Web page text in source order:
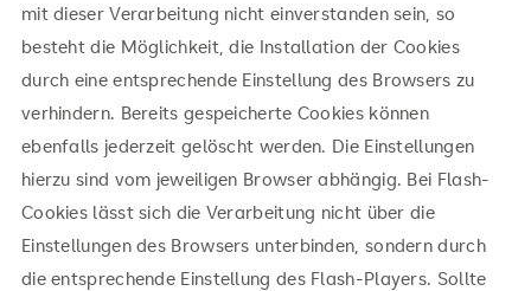
mit dieser Verarbeitung nicht einverstanden sein, so
besteht die Möglichkeit, die Installation der Cookies
durch eine entsprechende Einstellung des Browsers zu
verhindern. Bereits gespeicherte Cookies können
ebenfalls jederzeit gelöscht werden. Die Einstellungen
hierzu sind vom jeweiligen Browser abhängig. Bei Flash-
Cookies lässt sich die Verarbeitung nicht über die
Einstellungen des Browsers unterbinden, sondern durch
die entsprechende Einstellung des Flash-Players. Sollte